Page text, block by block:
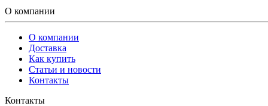
О компании
О компании
Доставка
Как купить
Статьи и новости
Контакты
Контакты